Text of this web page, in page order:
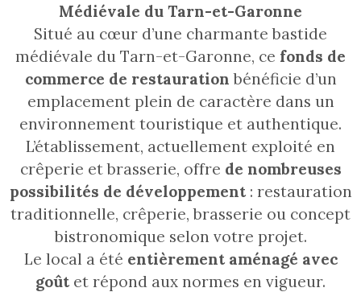
Médiévale du Tarn-et-Garonne
Situé au cœur d’une charmante bastide
médiévale du Tarn-et-Garonne, ce fonds de
commerce de restauration bénéficie d’un
emplacement plein de caractère dans un
environnement touristique et authentique.
L’établissement, actuellement exploité en
crêperie et brasserie, offre de nombreuses
possibilités de développement: restauration
traditionnelle, crêperie, brasserie ou concept
bistronomique selon votre projet.
Le local a été entièrement aménagé avec
goût et répond aux normes en vigueur.